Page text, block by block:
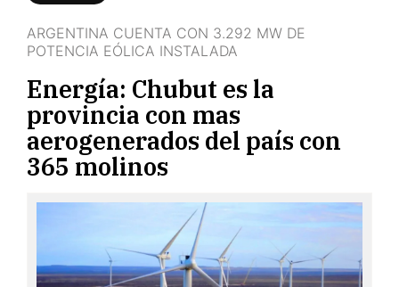
ARGENTINA CUENTA CON 3.292 MW DE
POTENCIA EÓLICA INSTALADA
Energía: Chubut es la
provincia con mas
aerogenerados del país con
365 molinos